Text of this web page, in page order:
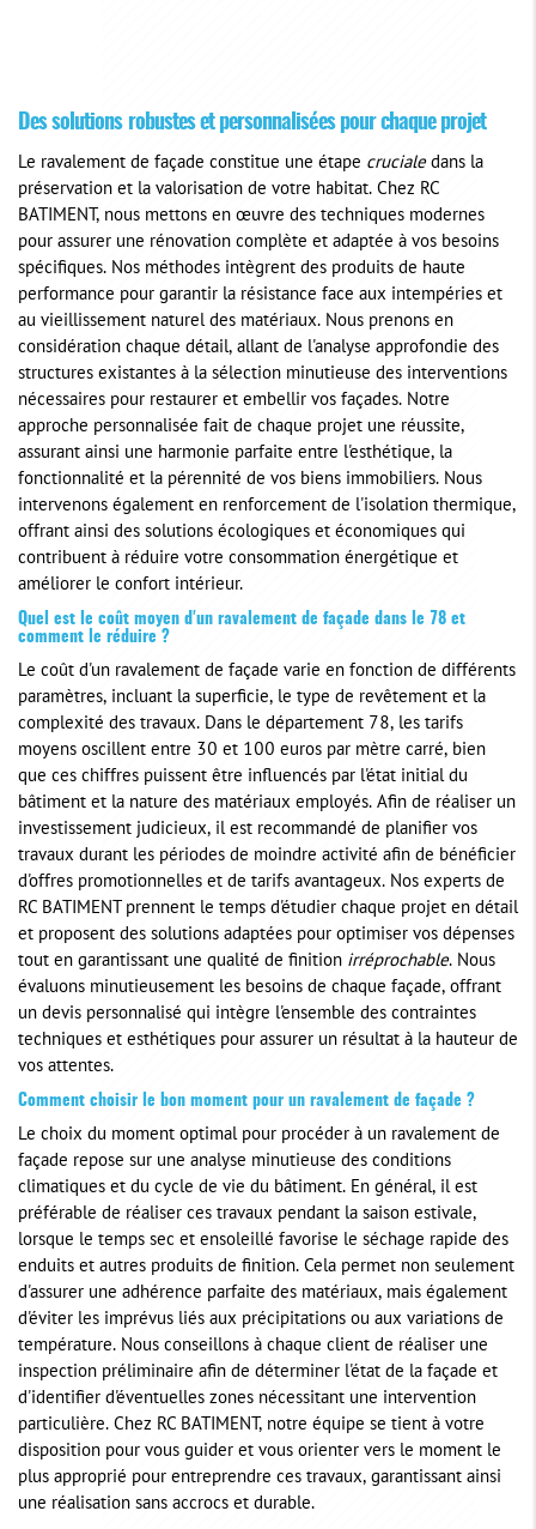
Des solutions robustes et personnalisées pour chaque projet
Le ravalement de façade constitue une étape crucialedans la
préservation et la valorisation de votre habitat. Chez RC
BATIMENT, nous mettons en œuvre des techniques modernes
pour assurer une rénovation complète et adaptée à vos besoins
spécifiques. Nos méthodes intègrent des produits de haute
performance pour garantir la résistance face aux intempéries et
au vieillissement naturel des matériaux. Nous prenons en
considération chaque détail, allant de l'analyse approfondie des
structures existantes à la sélection minutieuse des interventions
nécessaires pour restaurer et embellir vos façades. Notre
approche personnalisée fait de chaque projet une réussite,
assurant ainsi une harmonie parfaite entre l'esthétique, la
fonctionnalité et la pérennité de vos biens immobiliers. Nous
intervenons également en renforcement de l'isolation thermique,
offrant ainsi des solutions écologiques et économiques qui
contribuent à réduire votre consommation énergétique et
améliorer le confort intérieur.
Quel est le coût moyen d'un ravalement de façade dans le 78 et
comment le réduire ?
Le coût d'un ravalement de façade varie en fonction de différents
paramètres, incluant la superficie, le type de revêtement et la
complexité des travaux. Dans le département 78, les tarifs
moyens oscillent entre 30 et 100 euros par mètre carré, bien
que ces chiffres puissent être influencés par l'état initial du
bâtiment et la nature des matériaux employés. Afin de réaliser un
investissement judicieux, il est recommandé de planifier vos
travaux durant les périodes de moindre activité afin de bénéficier
d'offres promotionnelles et de tarifs avantageux. Nos experts de
RC BATIMENT prennent le temps d'étudier chaque projet en détail
et proposent des solutions adaptées pour optimiser vos dépenses
tout en garantissant une qualité de finition irréprochable. Nous
évaluons minutieusement les besoins de chaque façade, offrant
un devis personnalisé qui intègre l'ensemble des contraintes
techniques et esthétiques pour assurer un résultat à la hauteur de
vos attentes.
Comment choisir le bon moment pour un ravalement de façade ?
Le choix du moment optimal pour procéder à un ravalement de
façade repose sur une analyse minutieuse des conditions
climatiques et du cycle de vie du bâtiment. En général, il est
préférable de réaliser ces travaux pendant la saison estivale,
lorsque le temps sec et ensoleillé favorise le séchage rapide des
enduits et autres produits de finition. Cela permet non seulement
d'assurer une adhérence parfaite des matériaux, mais également
d'éviter les imprévus liés aux précipitations ou aux variations de
température. Nous conseillons à chaque client de réaliser une
inspection préliminaire afin de déterminer l'état de la façade et
d'identifier d'éventuelles zones nécessitant une intervention
particulière. Chez RC BATIMENT, notre équipe se tient à votre
disposition pour vous guider et vous orienter vers le moment le
plus approprié pour entreprendre ces travaux, garantissant ainsi
une réalisation sans accrocs et durable.